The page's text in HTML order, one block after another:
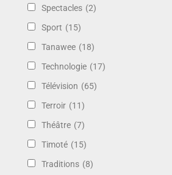
Spectacles (2)
Sport (15)
Tanawee (18)
Technologie (17)
Télévision (65)
Terroir (11)
Théâtre (7)
Timoté (15)
Traditions (8)